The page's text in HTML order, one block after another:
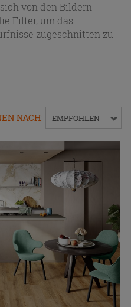
von den Bildern
Filter, um das
zugeschnitten zu
NACH: EMPFOHLEN